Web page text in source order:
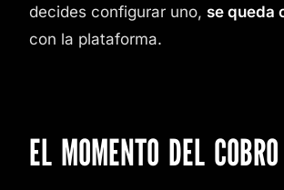
decides configurar uno, se queda
con la plataforma.
EL MOMENTO DEL COBRO